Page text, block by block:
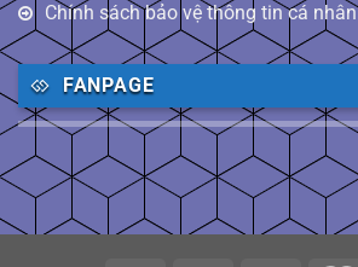
Chính sách bảo vệ thông tin cá nhân
FANPAGE